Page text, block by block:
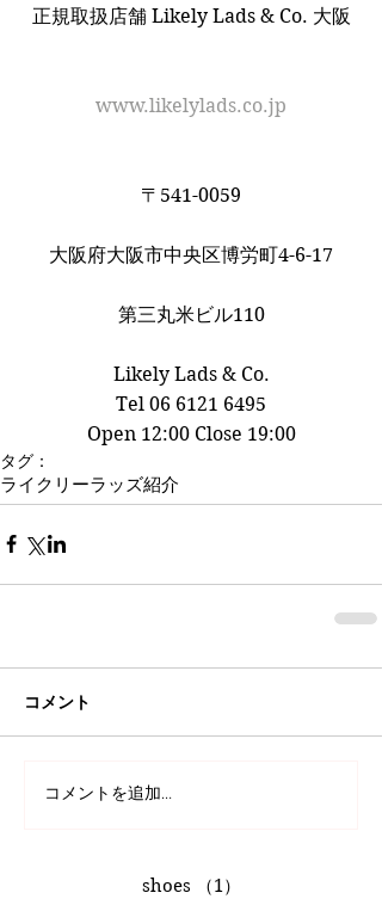
正規取扱店舗 Likely Lads & Co. 大阪
www.likelylads.co.jp
〒541-0059
大阪府大阪市中央区博労町4-6-17
第三丸米ビル110
Likely Lads & Co.﻿
Tel 06 6121 6495
Open 12:00 Close 19:00
タグ：
ライクリーラッズ紹介
コメント
コメントを追加…
shoes （1）